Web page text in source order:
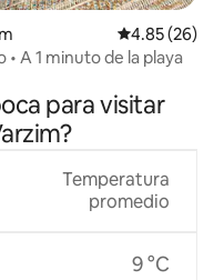
Calificación
4.85 (26)
A 1 minuto de la playa
para visitar
Temperatura
promedio
9 °C